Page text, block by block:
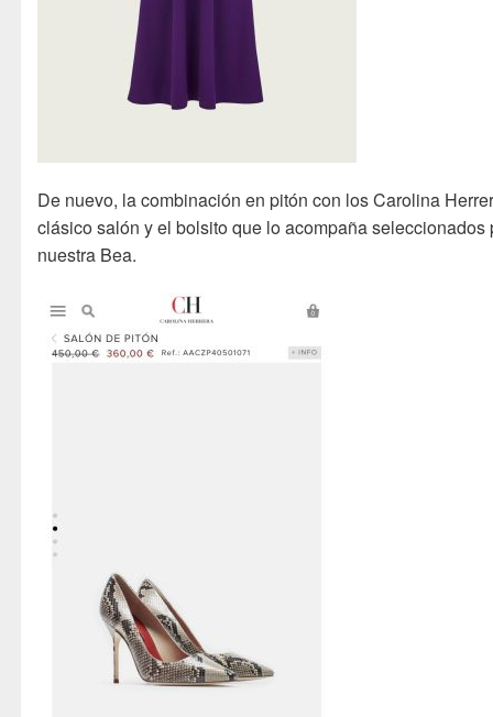
De nuevo, la combinación en pitón con los Carolina
clásico salón y el bolsito que lo acompaña seleccionados
nuestra Bea.